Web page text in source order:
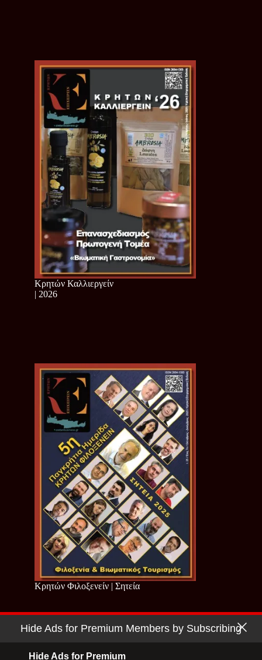
Κρητών Καλλιεργείν
| 2026
Κρητών Φιλοξενείν | Σητεία
Copyright © 2026 - Cretan Business | Κρητών Επιχειρείν
Hide Ads for Premium Members by Subscribing
Hide Ads for Premium